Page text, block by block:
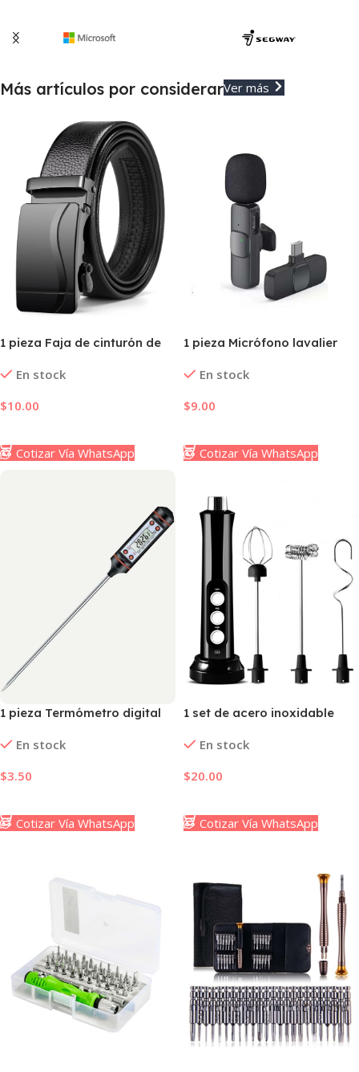
Más artículos por considerarVer más
1 pieza Faja de cinturón de
automática informal de
En stock
$10.00
Cotizar Vía WhatsApp
1 pieza Micrófono lavalier
En stock
$9.00
Cotizar Vía WhatsApp
1 pieza Termómetro digital
medidor de sensor de
alimentos, alimentos de
En stock
$3.50
Cotizar Vía WhatsApp
1 set de acero inoxidable
multifuncional eléctrico
para casa
En stock
$20.00
Cotizar Vía WhatsApp